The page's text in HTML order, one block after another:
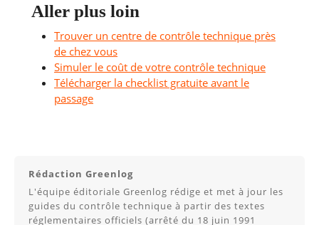
Aller plus loin
Trouver un centre de contrôle technique près
de chez vous
Simuler le coût de votre contrôle technique
Télécharger la checklist gratuite avant le
passage
Rédaction Greenlog
L'équipe éditoriale Greenlog rédige et met à jour les
guides du contrôle technique à partir des textes
réglementaires officiels (arrêté du 18 juin 1991